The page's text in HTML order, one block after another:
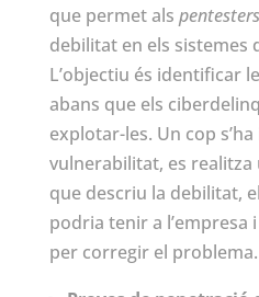
que permet als pentesters
debilitat en els sistemes
L’objectiu és identificar
abans que els
explotar-les. Un cop
vulnerabilitat, es
que descriu la debilitat,
podria tenir a l’empresa
per corregir el problema.